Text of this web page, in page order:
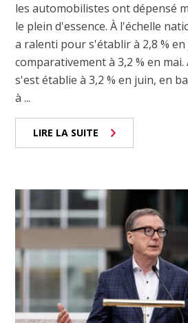
les automobilistes ont dépensé
le plein d'essence. À l'échelle
a ralenti pour s'établir à 2,8 % en
comparativement à 3,2 % en mai.
s'est établie à 3,2 % en juin, en
à ...
LIRE LA SUITE